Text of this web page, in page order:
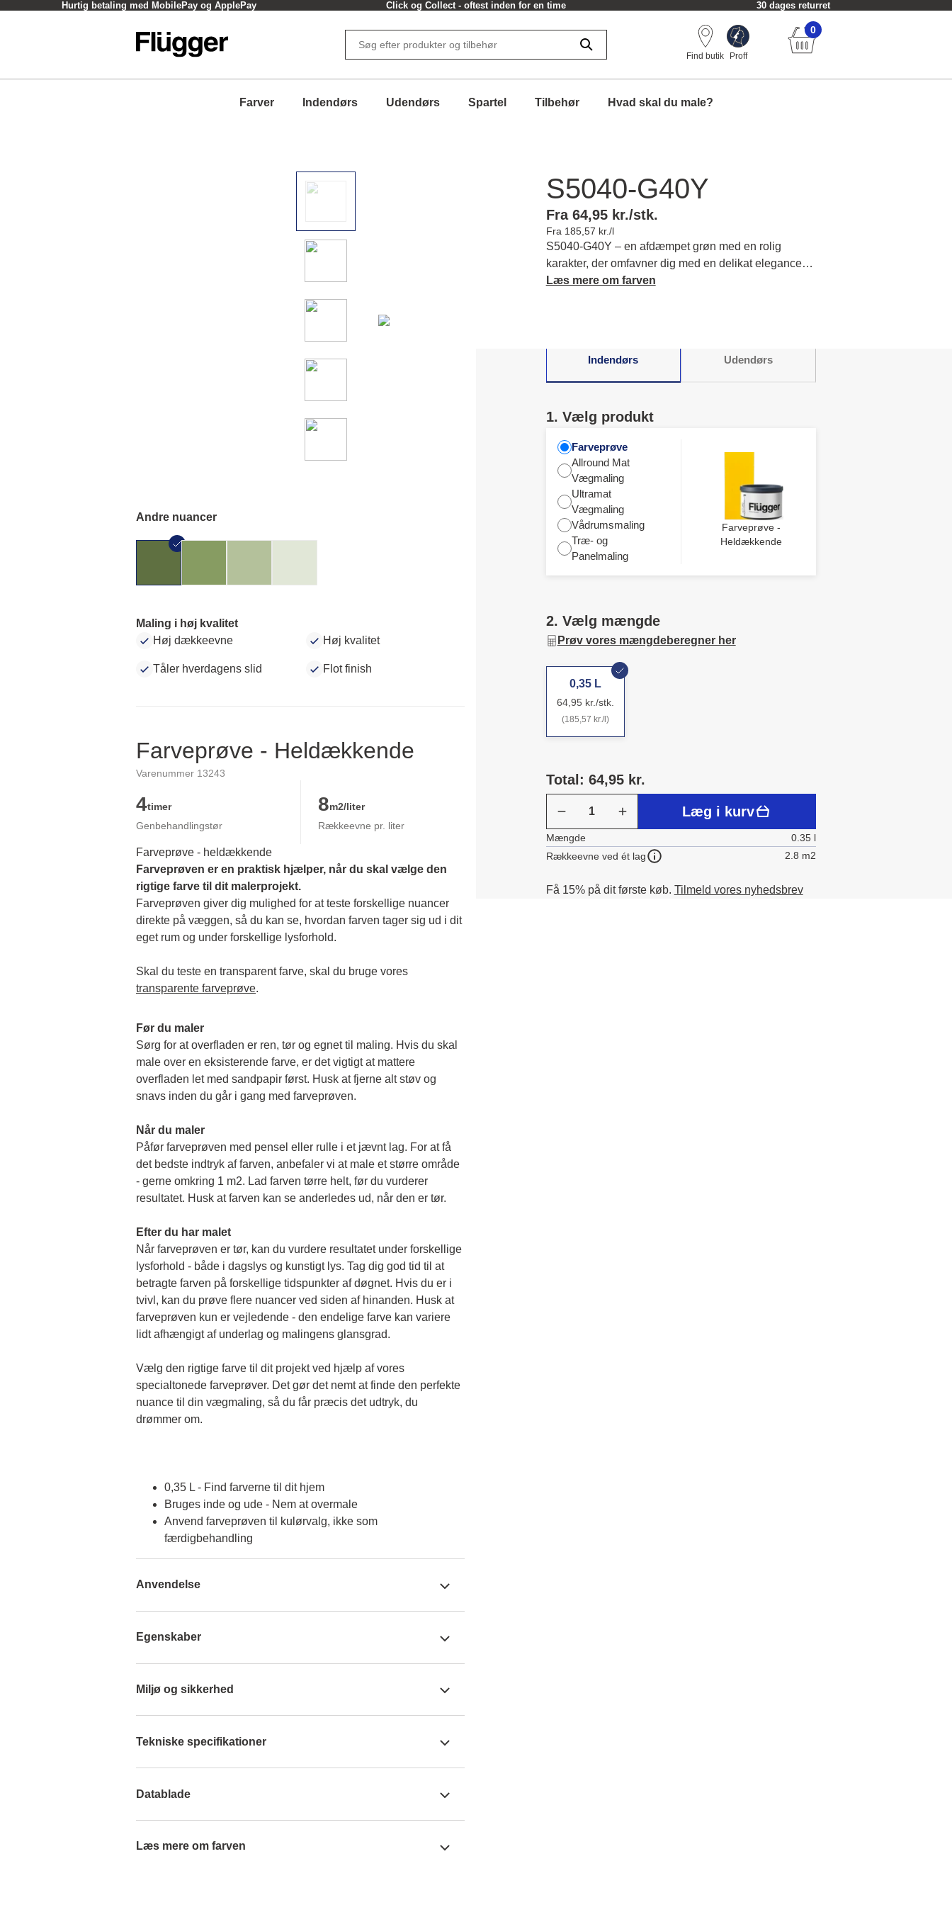
Hurtig betaling med MobilePay og ApplePay Click og Collect - oftest inden for en time 30 dages returret
Find butik Proff
0
Farver Indendørs Udendørs Spartel Tilbehør Hvad skal du male?
Andre nuancer
Maling i høj kvalitet
Høj dækkeevne
Høj kvalitet
Tåler hverdagens slid Flot finish
Farveprøve - Heldækkende
Varenummer 13243
4timer
Genbehandlingstør
8m2/liter
Rækkeevne pr. liter
Farveprøve - heldækkende
Farveprøven er en praktisk hjælper, når du skal vælge den
rigtige farve til dit malerprojekt.
Farveprøven giver dig mulighed for at teste forskellige nuancer
direkte på væggen, så du kan se, hvordan farven tager sig ud i dit
eget rum og under forskellige lysforhold.
transparente farveprøve.
Før du maler
Sørg for at overfladen er ren, tør og egnet til maling. Hvis du skal
male over en eksisterende farve, er det vigtigt at mattere
overfladen let med sandpapir først. Husk at fjerne alt støv og
snavs inden du går i gang med farveprøven.
Når du maler
Påfør farveprøven med pensel eller rulle i et jævnt lag. For at få
det bedste indtryk af farven, anbefaler vi at male et større område
- gerne omkring 1 m2. Lad farven tørre helt, før du vurderer
resultatet. Husk at farven kan se anderledes ud, når den er tør.
Efter du har malet
Når farveprøven er tør, kan du vurdere resultatet under forskellige
lysforhold - både i dagslys og kunstigt lys. Tag dig god tid til at
betragte farven på forskellige tidspunkter af døgnet. Hvis du er i
tvivl, kan du prøve flere nuancer ved siden af hinanden. Husk at
farveprøven kun er vejledende - den endelige farve kan variere
lidt afhængigt af underlag og malingens glansgrad.
Vælg den rigtige farve til dit projekt ved hjælp af vores
specialtonede farveprøver. Det gør det nemt at finde den perfekte
nuance til din vægmaling, så du får præcis det udtryk, du
drømmer om.
0,35 L - Find farverne til dit hjem
Bruges inde og ude - Nem at overmale
Anvend farveprøven til kulørvalg, ikke som
færdigbehandling
Anvendelse
Egenskaber
Miljø og sikkerhed
Tekniske specifikationer
Datablade
Læs mere om farven
S5040-G40Y
Fra 64,95 kr./stk.
Fra 185,57 kr./l
S5040-G40Y – en afdæmpet grøn med en rolig
karakter, der omfavner dig med en delikat elegance
og skaber en indbydende base for din indretning. Læs
Læs mere om farven
Indendørs Udendørs
1. Vælg produkt
Farveprøve
Allround Mat
Vægmaling
Ultramat
Vægmaling
Vådrumsmaling
Træ- og
Panelmaling
Farveprøve -
Heldækkende
2. Vælg mængde
Prøv vores mængdeberegner her
0,35 L
64,95 kr./stk.
(185,57 kr./l)
Total: 64,95 kr.
Læg i kurv
Mængde
0.35 l
Rækkeevne ved ét lag
2.8 m2
Få 15% på dit første køb. Tilmeld vores nyhedsbrev